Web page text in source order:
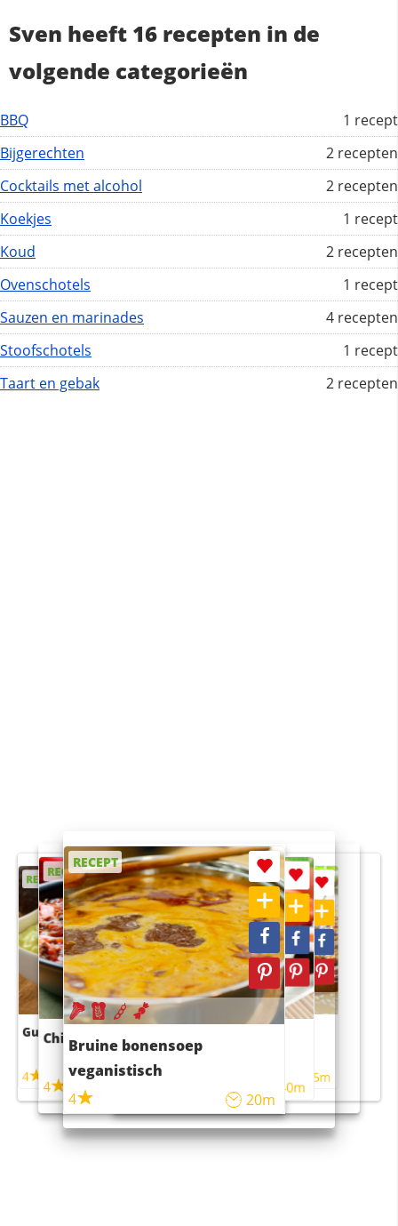
Sven heeft 16 recepten in de
volgende categorieën
1 recept
BBQ
2 recepten
Bijgerechten
2 recepten
Cocktails met alcohol
1 recept
Koekjes
2 recepten
Koud
1 recept
Ovenschotels
4 recepten
Sauzen en marinades
1 recept
Stoofschotels
2 recepten
Taart en gebak
RECEPT
Guacamole
4
RECEPT
Chili con carne
4 45m
RECEPT
Bruine bonensoep
veganistisch
4
20m
RECEPT
Sushi rijstsalade
maaltijdsalade
40m
RECEPT
4 55m